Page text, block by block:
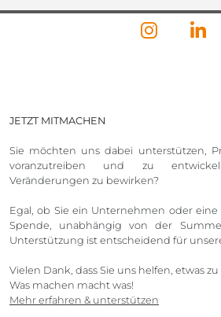
JETZT MITMACHEN
Sie möchten uns dabei unterstützen,
voranzutreiben und zu
Veränderungen zu bewirken?
Egal, ob Sie ein Unternehmen oder eine
Spende, unabhängig von der
Unterstützung ist entscheidend für
Vielen Dank, dass Sie uns helfen, etwas
Was machen macht was!
Mehr erfahren & unterstützen